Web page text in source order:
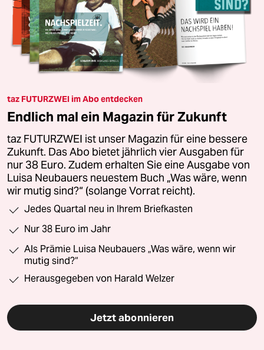
taz FUTURZWEI im Abo entdecken
Endlich mal ein Magazin für Zukunft
taz FUTURZWEI ist unser Magazin für eine bessere
Zukunft. Das Abo bietet jährlich vier Ausgaben für
nur 38 Euro. Zudem erhalten Sie eine Ausgabe von
Luisa Neubauers neuestem Buch „Was wäre, wenn
wir mutig sind?“ (solange Vorrat reicht).
Jedes Quartal neu in Ihrem Briefkasten
Nur 38 Euro im Jahr
Als Prämie Luisa Neubauers „Was wäre, wenn wir
mutig sind?“
Herausgegeben von Harald Welzer
Jetzt abonnieren